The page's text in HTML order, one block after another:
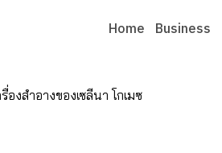
Home Business